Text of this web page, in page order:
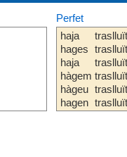
Perfet
haja
hages
haja
hàgem
hàgeu
hagen